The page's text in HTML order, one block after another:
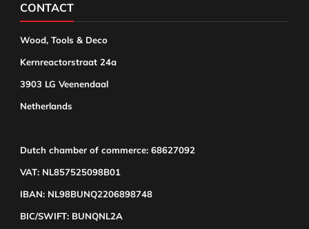
CONTACT
Wood, Tools & Deco
Kernreactorstraat 24a
3903 LG Veenendaal
Netherlands
Dutch chamber of commerce: 68627092
VAT: NL857525098B01
IBAN: NL98BUNQ2206898748
BIC/SWIFT: BUNQNL2A